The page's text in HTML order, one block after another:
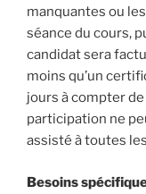
manquantes ou
séance du cours,
candidat sera
moins qu’un
jours à compter
participation ne
assisté à toutes
Besoins